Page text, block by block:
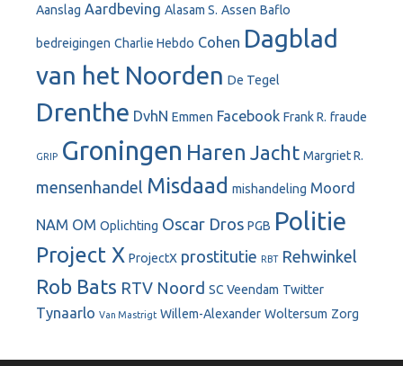
Aanslag Aardbeving Alasam S. Assen Baflo
bedreigingen Charlie Hebdo Cohen Dagblad
van het Noorden De Tegel
Drenthe DvhN Emmen Facebook Frank R. fraude
GRIP Groningen Haren Jacht Margriet R.
mensenhandel Misdaad mishandeling Moord
NAM OM Oplichting Oscar Dros PGB Politie
Project X ProjectX prostitutie RBT Rehwinkel
Rob Bats RTV Noord SC Veendam Twitter
Tynaarlo Van Mastrigt Willem-Alexander Woltersum Zorg